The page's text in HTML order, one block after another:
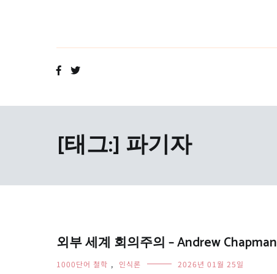
[태그:] 파기자
외부 세계 회의주의 – Andrew Chapman
1000단어 철학 , 인식론 2026년 01월 25일